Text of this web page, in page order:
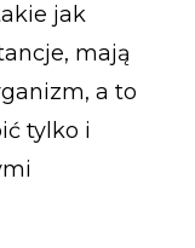
jak
mają
a to
tylko i